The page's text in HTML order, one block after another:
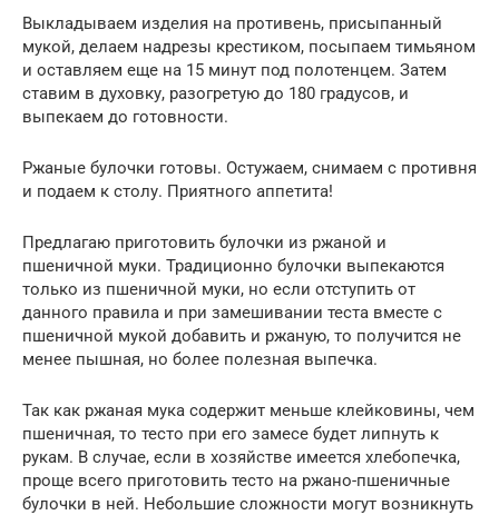
Выкладываем изделия на противень, присыпанный
мукой, делаем надрезы крестиком, посыпаем тимьяном
и оставляем еще на 15 минут под полотенцем. Затем
ставим в духовку, разогретую до 180 градусов, и
выпекаем до готовности.
Ржаные булочки готовы. Остужаем, снимаем с противня
и подаем к столу. Приятного аппетита!
Предлагаю приготовить булочки из ржаной и
пшеничной муки. Традиционно булочки выпекаются
только из пшеничной муки, но если отступить от
данного правила и при замешивании теста вместе с
пшеничной мукой добавить и ржаную, то получится не
менее пышная, но более полезная выпечка.
Так как ржаная мука содержит меньше клейковины, чем
пшеничная, то тесто при его замесе будет липнуть к
рукам. В случае, если в хозяйстве имеется хлебопечка,
проще всего приготовить тесто на ржано-пшеничные
булочки в ней. Небольшие сложности могут возникнуть